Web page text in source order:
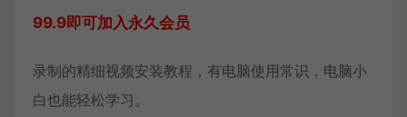
99.9即可加入永久会员
录制的精细视频安装教程，有电脑使用常识，电脑小
白也能轻松学习。